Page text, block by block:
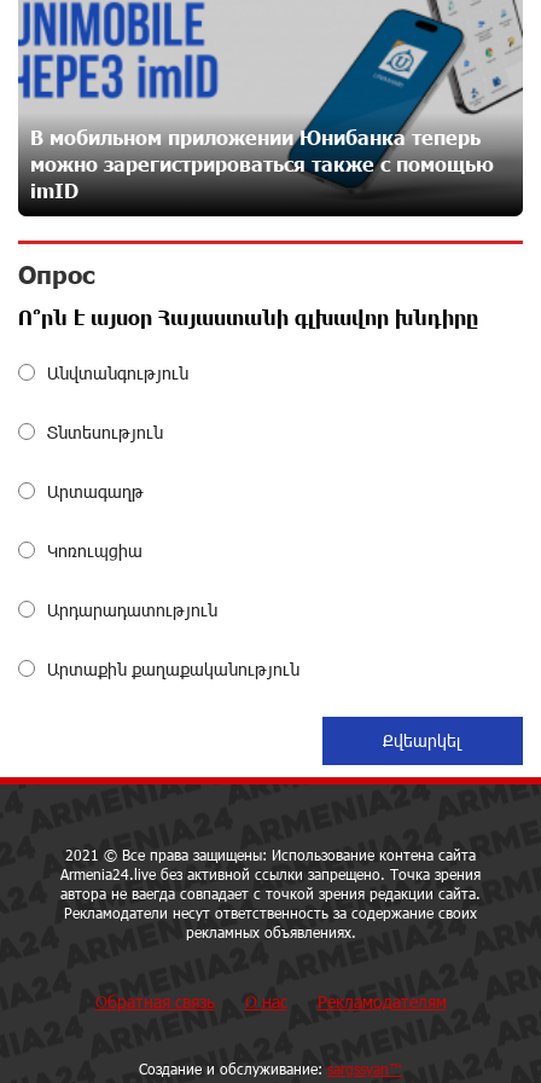
26 дней назад
Пашинян замотивирован уничтожить Армению․
Аршак Карапетян
28 дней назад
выгодным инвестиционным предложением
имени пенсионных фондов
Небольшой французский уголок в Раздане при
сотрудничестве с Конверс МСБ
Предателя Пашиняна нужно скинуть с трона. Аршак
30 дней назад
Карапетян
около одного месяца назад
около одного месяца назад
В мобильном приложении Юнибанка теперь
можно зарегистрироваться также с помощью
imID
Опрос
Ո՞րն է այսօր Հայաստանի գլխավոր խնդիրը
Անվտանգություն
Տնտեսություն
Արտագաղթ
Կոռուպցիա
Արդարադատություն
Արտաքին քաղաքականություն
2021 © Все права защищены: Использование контена сайта
Armenia24.live без активной ссылки запрещено. Точка зрения
автора не ваегда совпадает с точкой зрения редакции сайта.
Рекламодатели несут ответственность за содержание своих
рекламных объявлениях.
Обратная связь О нас Рекламодателям
Создание и обслуживание: sargssyan™